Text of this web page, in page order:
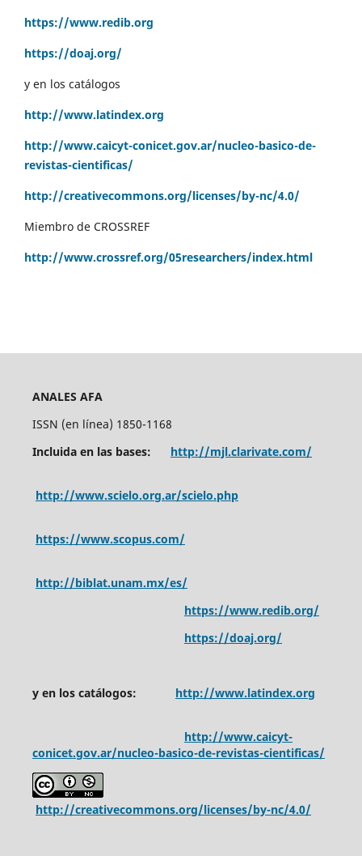
https://www.redib.org
https://doaj.org/
y en los catálogos
http://www.latindex.org
http://www.caicyt-conicet.gov.ar/nucleo-basico-de-
revistas-cientificas/
http://creativecommons.org/licenses/by-nc/4.0/
Miembro de CROSSREF
http://www.crossref.org/05researchers/index.html
ANALES AFA
ISSN (en línea) 1850-1168
Incluida en las bases: http://mjl.clarivate.com/
http://www.scielo.org.ar/scielo.php
https://www.scopus.com/
http://biblat.unam.mx/es/
https://www.redib.org/
https://doaj.org/
y en los catálogos: http://www.latindex.org
http://www.caicyt-
conicet.gov.ar/nucleo-basico-de-revistas-cientificas/
http://creativecommons.org/licenses/by-nc/4.0/